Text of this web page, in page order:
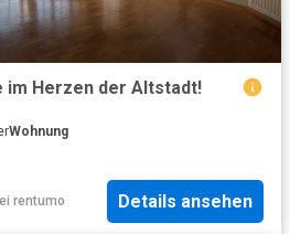
im Herzen der Altstadt!
Wohnung
rentumo Details ansehen